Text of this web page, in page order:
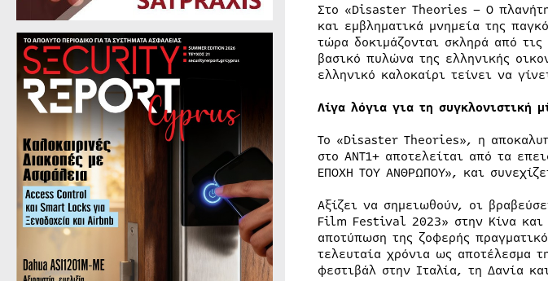
Στο «Disaster Theories – Ο
και εμβληματικά μνημεία της
τώρα δοκιμάζονται σκληρά από
βασικό πυλώνα της ελληνικής
ελληνικό καλοκαίρι τείνει να
Λίγα λόγια για τη συγκλονιστική
Το «Disaster Theories», η
στο ΑΝΤ1+ αποτελείται από τα
ΕΠΟΧΗ ΤΟΥ ΑΝΘΡΩΠΟΥ», και
Αξίζει να σημειωθούν, οι
Film Festival 2023» στην Κίνα και
αποτύπωση της ζοφερής
τελευταία χρόνια ως αποτέλεσμα
φεστιβάλ στην Ιταλία, τη Δανία